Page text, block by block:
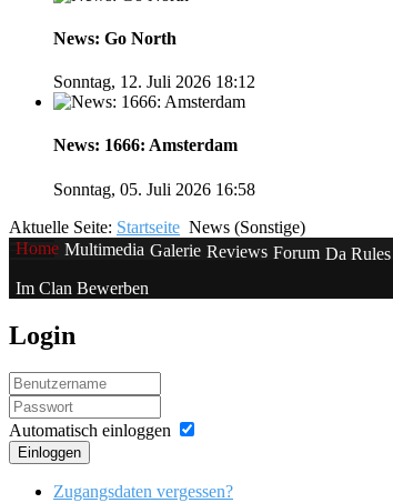
News: Go North
Sonntag, 12. Juli 2026 18:12
News: 1666: Amsterdam
Sonntag, 05. Juli 2026 16:58
Aktuelle Seite: Startseite News (Sonstige)
Home Multimedia Galerie Reviews Forum Da Rules
Im Clan Bewerben
Login
Automatisch einloggen
Einloggen
Zugangsdaten vergessen?